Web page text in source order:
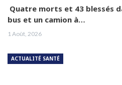
Quatre morts et 43 blessés
bus et un camion à…
1 Août, 2026
ACTUALITÉ SANTÉ